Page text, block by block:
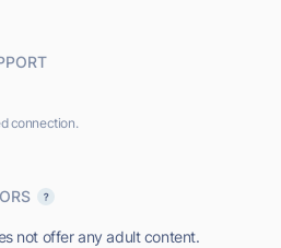
connection.
not offer any adult content.